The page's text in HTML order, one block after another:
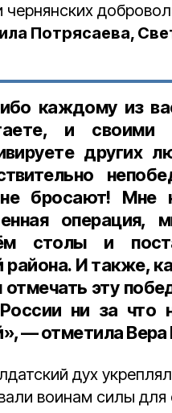
Потрясаева,
каждому из
и
других
бросают! Мне
операция,
столы и
И также,
отмечать эту
ни за что
— отметила Вера
дух
воинам силы